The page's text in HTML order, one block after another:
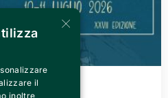
×
il
inoltre